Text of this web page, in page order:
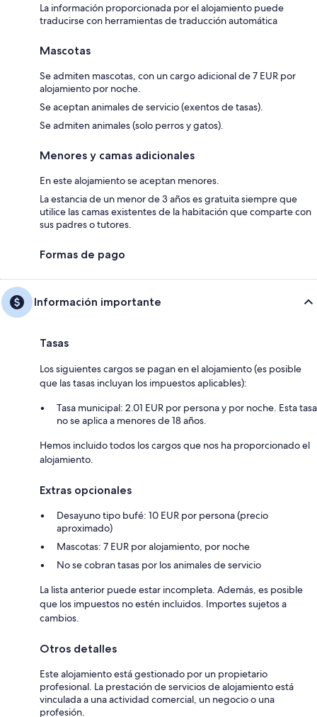
La información proporcionada por el alojamiento puede
traducirse con herramientas de traducción automática
Mascotas
Se admiten mascotas, con un cargo adicional de 7 EUR por
alojamiento por noche.
Se aceptan animales de servicio (exentos de tasas).
Se admiten animales (solo perros y gatos).
Menores y camas adicionales
En este alojamiento se aceptan menores.
La estancia de un menor de 3 años es gratuita siempre que
utilice las camas existentes de la habitación que comparte con
sus padres o tutores.
Formas de pago
Información importante
Tasas
Los siguientes cargos se pagan en el alojamiento (es posible
que las tasas incluyan los impuestos aplicables):
Tasa municipal: 2.01 EUR por persona y por noche. Esta tasa
no se aplica a menores de 18 años.
Hemos incluido todos los cargos que nos ha proporcionado el
alojamiento.
Extras opcionales
Desayuno tipo bufé: 10 EUR por persona (precio
aproximado)
Mascotas: 7 EUR por alojamiento, por noche
No se cobran tasas por los animales de servicio
La lista anterior puede estar incompleta. Además, es posible
que los impuestos no estén incluidos. Importes sujetos a
cambios.
Otros detalles
Este alojamiento está gestionado por un propietario
profesional. La prestación de servicios de alojamiento está
vinculada a una actividad comercial, un negocio o una
profesión.